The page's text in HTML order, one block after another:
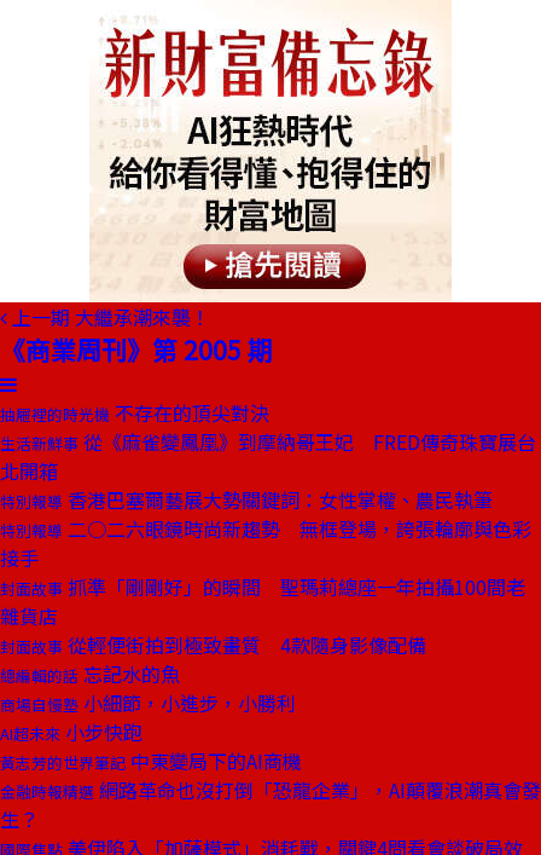
上一期 大繼承潮來襲！
《商業周刊》第 2005 期
抽屜裡的時光機 不存在的頂尖對決
生活新鮮事 從《麻雀變鳳凰》到摩納哥王妃 FRED傳奇珠寶展台
北開箱
特別報導 香港巴塞爾藝展大勢關鍵詞：女性掌權、農民執筆
特別報導 二○二六眼鏡時尚新趨勢 無框登場，誇張輪廓與色彩
接手
封面故事 抓準「剛剛好」的瞬間 聖瑪莉總座一年拍攝100間老
雜貨店
封面故事 從輕便街拍到極致畫質 4款隨身影像配備
總編輯的話 忘記水的魚
商場自慢塾 小細節，小進步，小勝利
AI超未來 小步快跑
黃志芳的世界筆記 中東變局下的AI商機
金融時報精選 網路革命也沒打倒「恐龍企業」，AI顛覆浪潮真會發
生？
國際焦點 美伊陷入「加薩模式」消耗戰，關鍵4問看會談破局效